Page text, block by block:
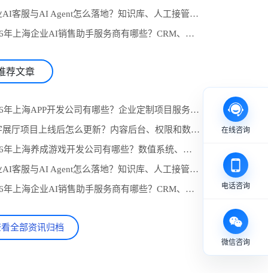
4.企业AI客服与AI Agent怎么落地？知识库、人工接管和业务系统对接流程
5.2026年上海企业AI销售助手服务商有哪些？CRM、知识库与自动跟进怎么选
荐文章
1.2026年上海APP开发公司有哪些？企业定制项目服务商推荐与选型参考
2.数字展厅项目上线后怎么更新？内容后台、权限和数据统计设计
3.2026年上海养成游戏开发公司有哪些？数值系统、任务线与长期运营怎么选
4.企业AI客服与AI Agent怎么落地？知识库、人工接管和业务系统对接流程
5.2026年上海企业AI销售助手服务商有哪些？CRM、知识库与自动跟进怎么选
全部资讯归档
在线咨询
电话咨询
微信咨询